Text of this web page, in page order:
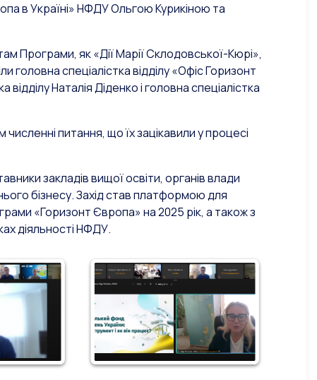
в Україні» НФДУ Ольгою Курикіною та
Програми, як «Дії Марії Склодовської-Кюрі»,
головна спеціалістка відділу «Офіс Горизонт
Наталія Діденко і головна спеціалістка
питання, що їх зацікавили у процесі
закладів вищої освіти, органів влади
бізнесу. Захід став платформою для
«Горизонт Європа» на 2025 рік, а також з
діяльності НФДУ.